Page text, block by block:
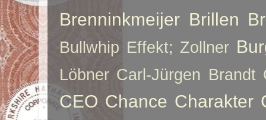
Brenninkmeijer Brillen
Bullwhip Effekt; Zollner
Löbner Carl-Jürgen Brandt
CEO Chance Charakter